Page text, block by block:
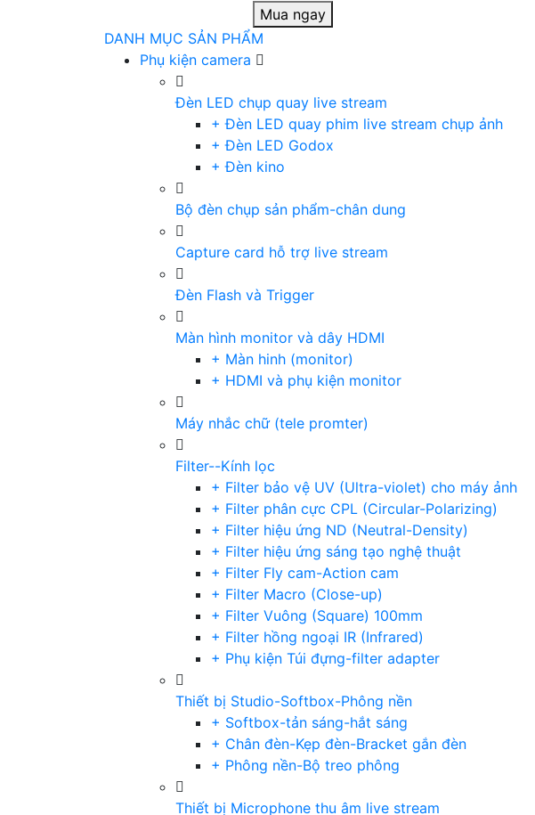
Mua ngay
DANH MỤC SẢN PHẨM
Phụ kiện camera
Đèn LED chụp quay live stream
+ Đèn LED quay phim live stream chụp ảnh
+ Đèn LED Godox
+ Đèn kino
Bộ đèn chụp sản phẩm-chân dung
Capture card hỗ trợ live stream
Đèn Flash và Trigger
Màn hình monitor và dây HDMI
+ Màn hinh (monitor)
+ HDMI và phụ kiện monitor
Máy nhắc chữ (tele promter)
Filter--Kính lọc
+ Filter bảo vệ UV (Ultra-violet) cho máy ảnh
+ Filter phân cực CPL (Circular-Polarizing)
+ Filter hiệu ứng ND (Neutral-Density)
+ Filter hiệu ứng sáng tạo nghệ thuật
+ Filter Fly cam-Action cam
+ Filter Macro (Close-up)
+ Filter Vuông (Square) 100mm
+ Filter hồng ngoại IR (Infrared)
+ Phụ kiện Túi đựng-filter adapter
Thiết bị Studio-Softbox-Phông nền
+ Softbox-tản sáng-hắt sáng
+ Chân đèn-Kẹp đèn-Bracket gắn đèn
+ Phông nền-Bộ treo phông
Thiết bị Microphone thu âm live stream